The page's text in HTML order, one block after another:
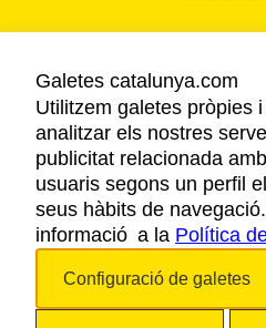
AVÍS
POLÍTICA DE
Galetes catalunya.com
Utilitzem galetes pròpies
analitzar els nostres
publicitat relacionada
usuaris segons un perfil
seus hàbits de
informació a la Política
Configuració de galetes